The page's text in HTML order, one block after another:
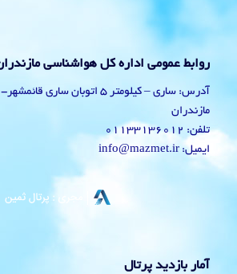
روابط عمومی اداره کل هواشناسی
آدرس: ساری – کیلومتر 5 اتوبان
مازندران
تلفن: 01133136012
ایمیل: info@mazmet.ir
آمار بازدید پرتال